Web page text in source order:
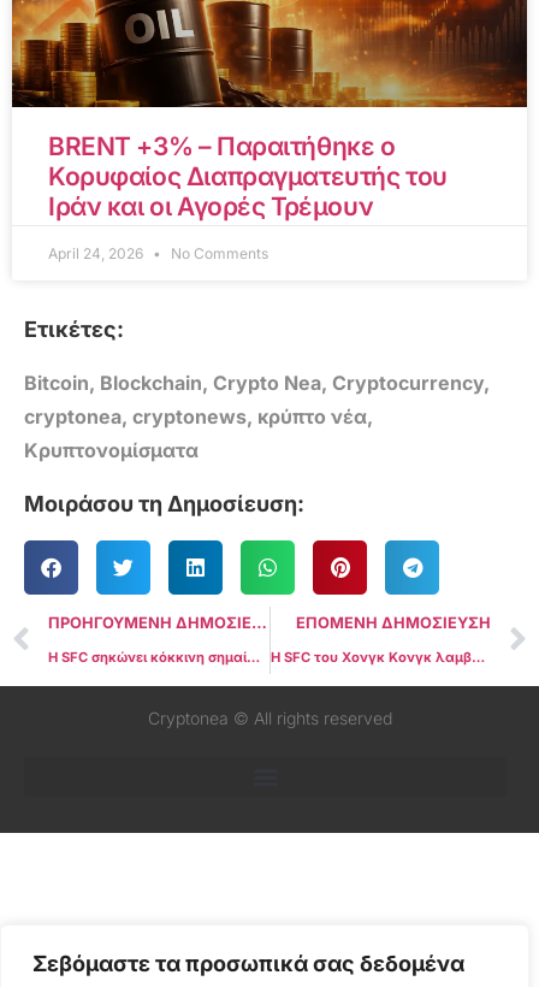
Σεβόμαστε τα προσωπικά σας δεδομένα
BRENT +3% – Παραιτήθηκε ο
Κορυφαίος Διαπραγματευτής του
Ιράν και οι Αγορές Τρέμουν
April 24, 2026 No Comments
Ετικέτες:
Bitcoin, Blockchain, Crypto Nea, Cryptocurrency,
cryptonea, cryptonews, κρύπτο νέα,
Κρυπτονομίσματα
Μοιράσου τη Δημοσίευση:
ΠΡΟΗΓΟΥΜΕΝΗ ΔΗΜΟΣΙΕΥΣΗ
Η SFC σηκώνει κόκκινη σημαία για τα μη εξουσιοδοτημένα προγράμματα staking Floki
ΕΠΟΜΕΝΗ ΔΗΜΟΣΙΕΥΣΗ
Η SFC του Χονγκ Κονγκ λαμβάνει την πρώτη αίτηση για Spot Bitcoin ETF
Cryptonea © All rights reserved